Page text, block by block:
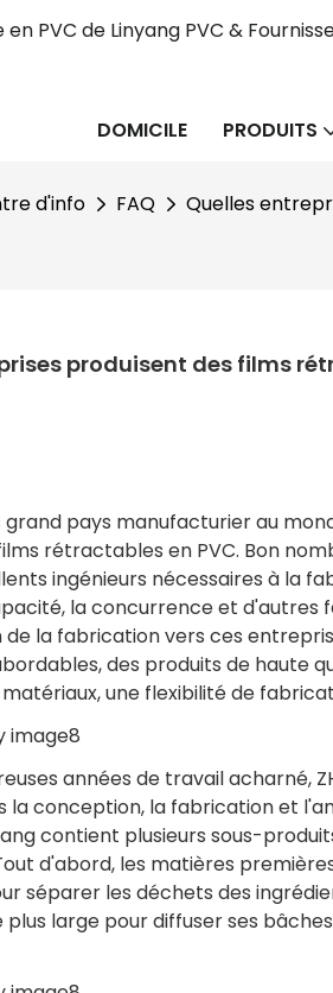
PVC de Linyang PVC &
DOMICILE PRODUITS
d'info FAQ Quelles
produisent des films
grand pays manufacturier au
rétractables en PVC. Bon
ingénieurs nécessaires à la
la concurrence et d'autres
de la fabrication vers ces
des produits de haute
une flexibilité de
années de travail acharné,
la conception, la fabrication et
contient plusieurs sous-
d'abord, les matières
séparer les déchets des
large pour diffuser ses